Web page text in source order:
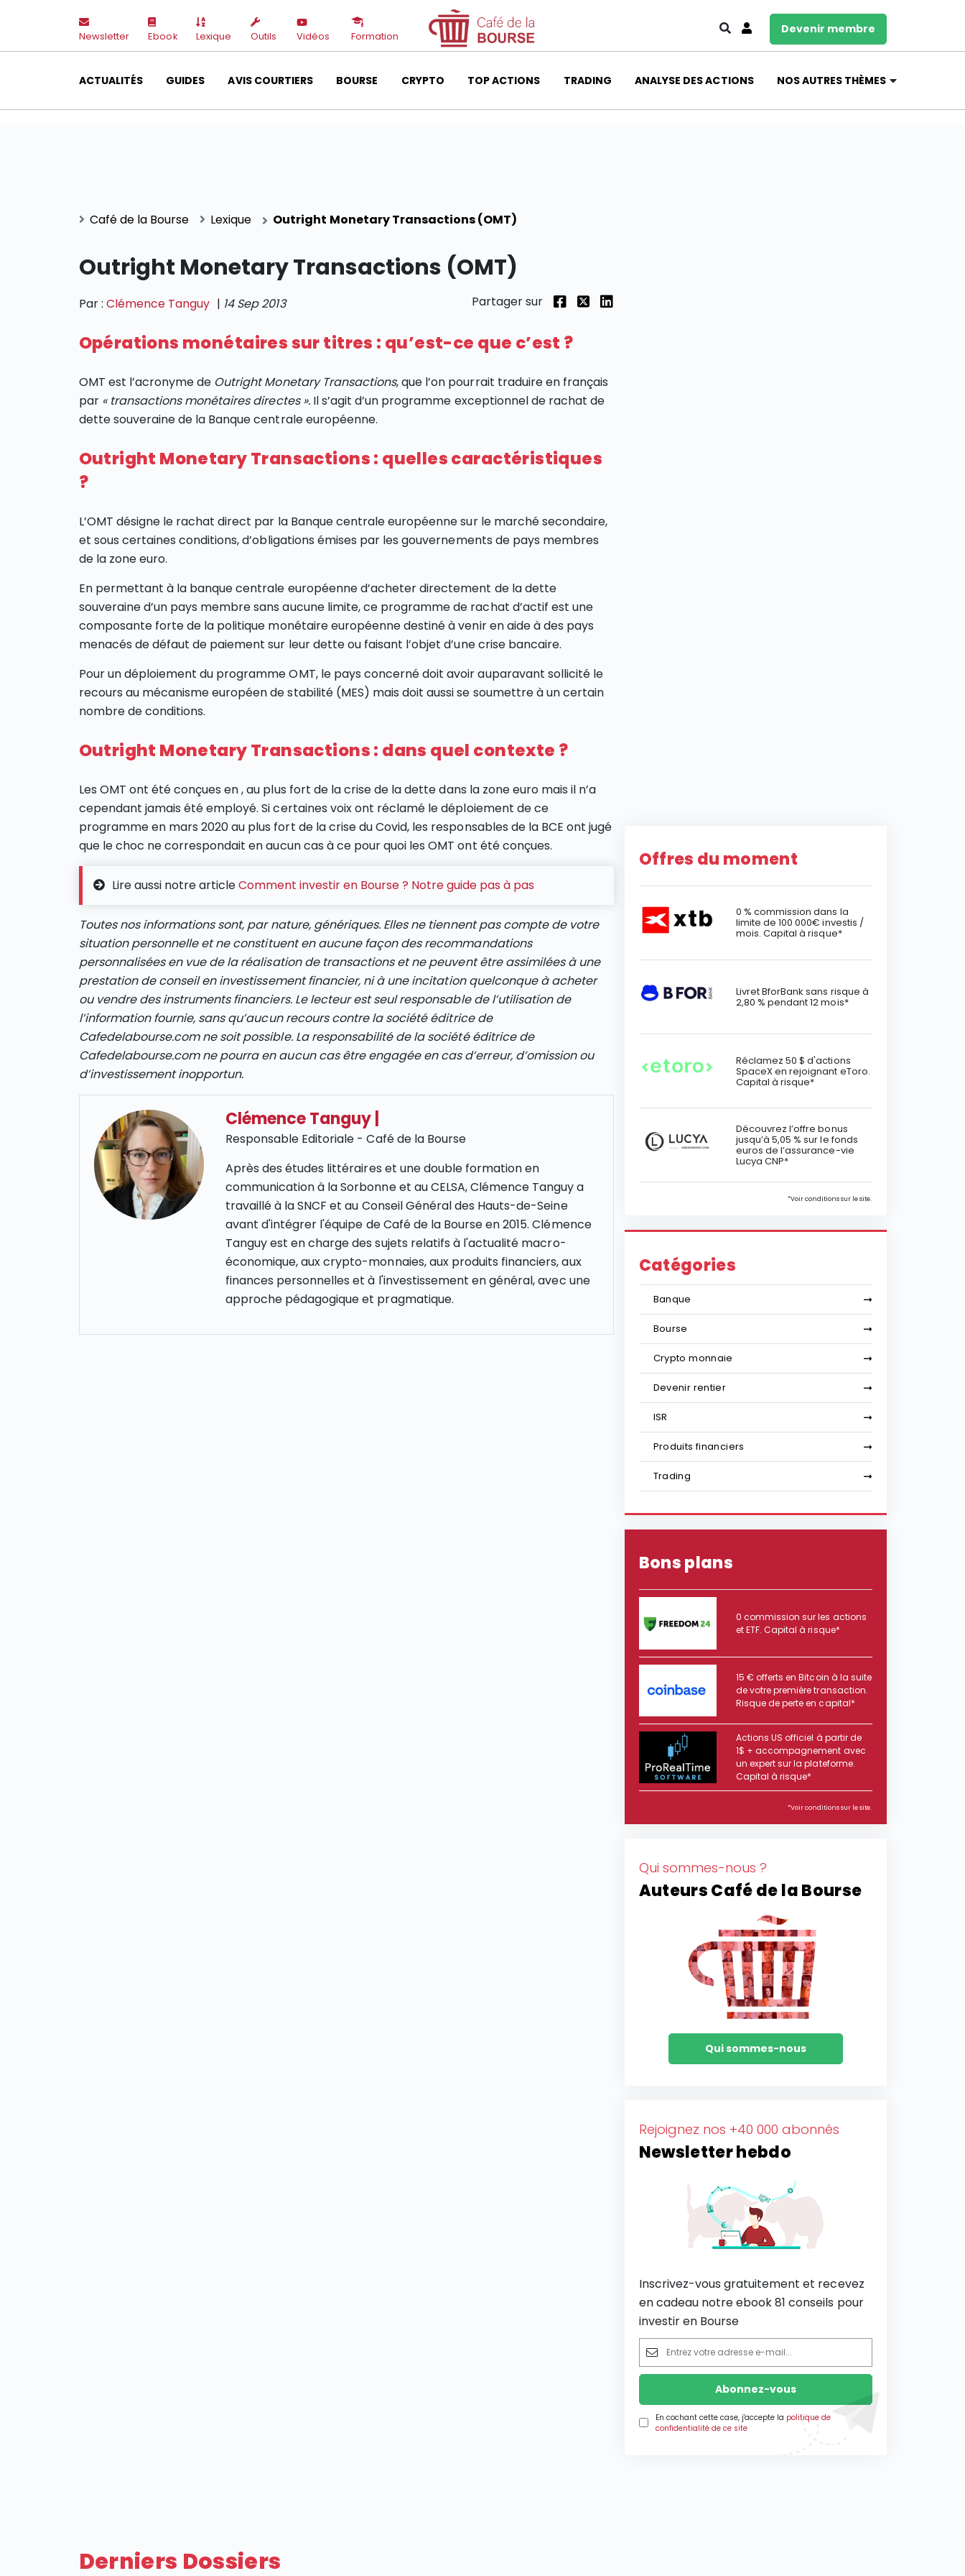
Newsletter Ebook Lexique Outils Vidéos Formation
Devenir membre
ACTUALITÉS GUIDES AVIS COURTIERS BOURSE CRYPTO TOP ACTIONS TRADING ANALYSE DES ACTIONS NOS AUTRES THÈMES
Café de la Bourse Lexique Outright Monetary Transactions (OMT)
Outright Monetary Transactions (OMT)
Par : Clémence Tanguy | 14 Sep 2013 Partager sur
Opérations monétaires sur titres : qu’est-ce que c’est ?
OMT est l’acronyme de Outright Monetary Transactions, que l’on pourrait traduire en français
par « transactions monétaires directes ». Il s’agit d’un programme exceptionnel de rachat de
dette souveraine de la Banque centrale européenne.
Outright Monetary Transactions : quelles caractéristiques
?
L’OMT désigne le rachat direct par la Banque centrale européenne sur le marché secondaire,
et sous certaines conditions, d’obligations émises par les gouvernements de pays membres
de la zone euro.
En permettant à la banque centrale européenne d’acheter directement de la dette
souveraine d’un pays membre sans aucune limite, ce programme de rachat d’actif est une
composante forte de la politique monétaire européenne destiné à venir en aide à des pays
menacés de défaut de paiement sur leur dette ou faisant l’objet d’une crise bancaire.
Pour un déploiement du programme OMT, le pays concerné doit avoir auparavant sollicité le
recours au mécanisme européen de stabilité (MES) mais doit aussi se soumettre à un certain
nombre de conditions.
Outright Monetary Transactions : dans quel contexte ?
Les OMT ont été conçues en , au plus fort de la crise de la dette dans la zone euro mais il n’a
cependant jamais été employé. Si certaines voix ont réclamé le déploiement de ce
programme en mars 2020 au plus fort de la crise du Covid, les responsables de la BCE ont jugé
que le choc ne correspondait en aucun cas à ce pour quoi les OMT ont été conçues.
Lire aussi notre articleComment investir en Bourse ? Notre guide pas à pas
Toutes nos informations sont, par nature, génériques. Elles ne tiennent pas compte de votre
situation personnelle et ne constituent en aucune façon des recommandations
personnalisées en vue de la réalisation de transactions et ne peuvent être assimilées à une
prestation de conseil en investissement financier, ni à une incitation quelconque à acheter
ou vendre des instruments financiers. Le lecteur est seul responsable de l’utilisation de
l’information fournie, sans qu’aucun recours contre la société éditrice de
Cafedelabourse.com ne soit possible. La responsabilité de la société éditrice de
Cafedelabourse.com ne pourra en aucun cas être engagée en cas d’erreur, d’omission ou
d’investissement inopportun.
Clémence Tanguy
Responsable Editoriale - Café de la Bourse
Après des études littéraires et une double formation en
communication à la Sorbonne et au CELSA, Clémence Tanguy a
travaillé à la SNCF et au Conseil Général des Hauts-de-Seine
avant d'intégrer l'équipe de Café de la Bourse en 2015. Clémence
Tanguy est en charge des sujets relatifs à l'actualité macro-
économique, aux crypto-monnaies, aux produits financiers, aux
finances personnelles et à l'investissement en général, avec une
approche pédagogique et pragmatique.
Offres du moment
0 % commission dans la
limite de 100 000€ investis /
mois. Capital à risque*
Livret BforBank sans risque à
2,80 % pendant 12 mois*
Réclamez 50 $ d'actions
SpaceX en rejoignant eToro.
Capital à risque*
Découvrez l’offre bonus
jusqu’à 5,05 % sur le fonds
euros de l’assurance-vie
Lucya CNP*
*Voir conditions sur le site.
Catégories
Banque
Bourse
Crypto monnaie
Devenir rentier
ISR
Produits financiers
Trading
Bons plans
0 commission sur les actions
et ETF. Capital à risque*
15 € offerts en Bitcoin à la suite
de votre première transaction.
Risque de perte en capital*
Actions US officiel à partir de
1$ + accompagnement avec
un expert sur la plateforme.
Capital à risque*
*Voir conditions sur le site.
Qui sommes-nous ?
Auteurs Café de la Bourse
Qui sommes-nous
Rejoignez nos +40 000 abonnés
Newsletter hebdo
Inscrivez-vous gratuitement et recevez
en cadeau notre ebook 81 conseils pour
investir en Bourse
En cochant cette case, j'accepte la politique de
confidentialité de ce site
Derniers Dossiers